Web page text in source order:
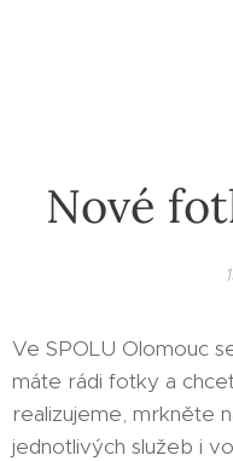
Nové
Ve SPOLU Olomouc
máte rádi fotky a
realizujeme, mrkněte
jednotlivých služeb i